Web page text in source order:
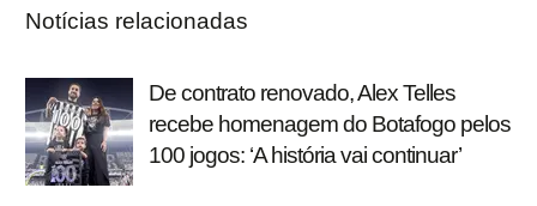
Notícias relacionadas
De contrato renovado, Alex Telles
recebe homenagem do Botafogo pelos
100 jogos: ‘A história vai continuar’